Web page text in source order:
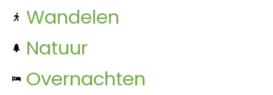
Wandelen
Natuur
Overnachten